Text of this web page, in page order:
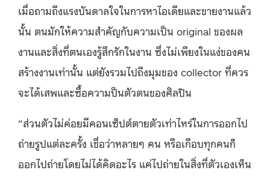
เมื่อถามถึงแรงบันดาลใจในการหาไอเดียและขายงานแล้ว
นั้น ตนมักให้ความสำคัญกับความเป็น original ของผล
งานและสิ่งที่ตนเองรู้สึกรักในงาน ซึ่งไม่เพียงในแง่ของคน
สร้างงานเท่านั้น แต่ยังรวมไปถึงมุมของ collector ที่ควร
จะได้เสพและซื้อความป็นตัวตนของศิลปิน
“ส่วนตัวไม่ค่อยมีคอนเซ็ปต์ตายตัวเท่าไหร่ในการออกไป
ถ่ายรูปแต่ละครั้ง เชื่อว่าหลายๆ คน หรือเกือบทุกคนก็
ออกไปถ่ายโดยไม่ได้คิดอะไร แค่ไปถ่ายในสิ่งที่ตัวเองเห็น